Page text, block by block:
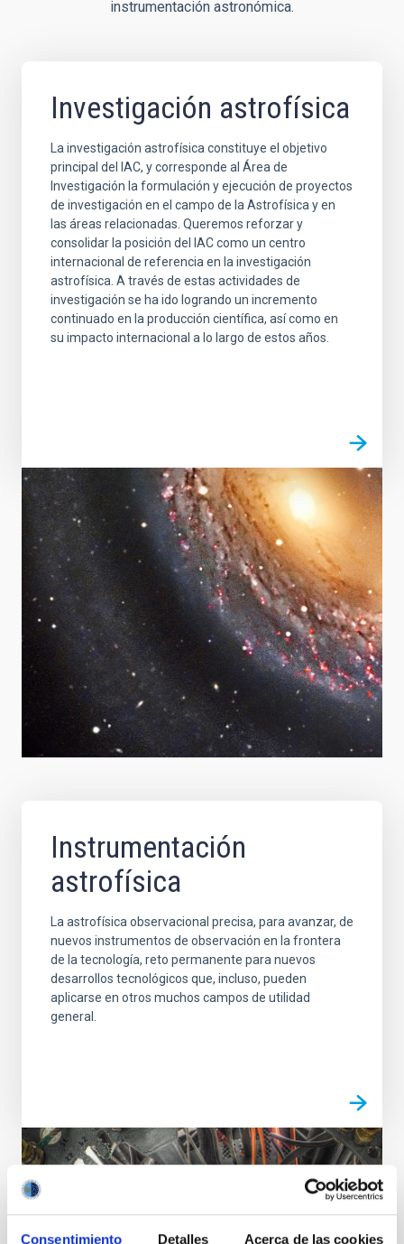
Consentimiento Detalles Acerca de las cookies
instrumentación astronómica.
Investigación astrofísica
La investigación astrofísica constituye el objetivo
principal del IAC, y corresponde al Área de
Investigación la formulación y ejecución de proyectos
de investigación en el campo de la Astrofísica y en
las áreas relacionadas. Queremos reforzar y
consolidar la posición del IAC como un centro
internacional de referencia en la investigación
astrofísica. A través de estas actividades de
investigación se ha ido logrando un incremento
continuado en la producción científica, así como en
su impacto internacional a lo largo de estos años.
Instrumentación
astrofísica
La astrofísica observacional precisa, para avanzar, de
nuevos instrumentos de observación en la frontera
de la tecnología, reto permanente para nuevos
desarrollos tecnológicos que, incluso, pueden
aplicarse en otros muchos campos de utilidad
general.